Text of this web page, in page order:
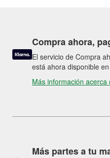
Compra ahora,
El servicio de Compra
está ahora disponible
Más información acerca
Más partes a tu